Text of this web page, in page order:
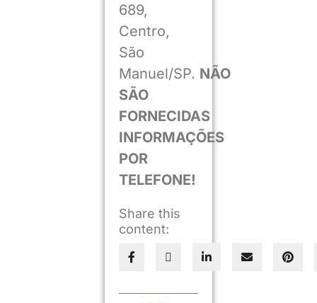
689,
Centro,
São
Manuel/SP. NÃO
SÃO
FORNECIDAS
INFORMAÇÕES
POR
TELEFONE!
Share this
content: